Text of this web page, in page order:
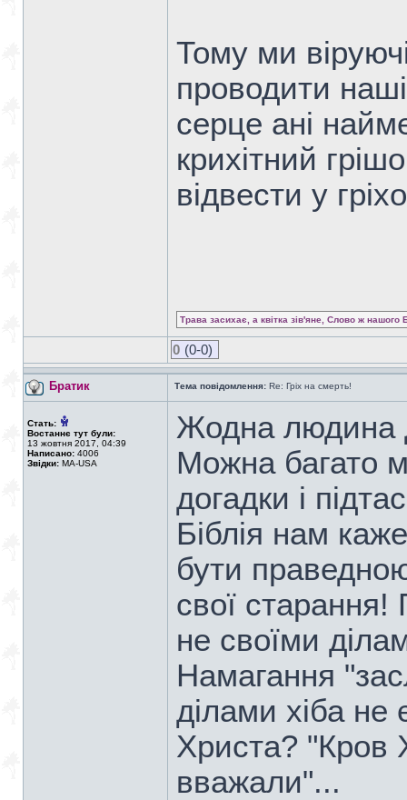
Тому ми
проводити
серце ані
крихітний
відвести у
Трава засихає, а квітка зів'яне, Слово ж нашого
0 (0-0)
Братик Тема повідомлення: Re: Гріх на смерть!
Стать:
Востаннє тут були:
13 жовтня 2017, 04:39
Написано: 4006
Звідки: MA-USA
Жодна людина
Можна багато
догадки і
Біблія нам
бути
свої
не своїми
Намагання
ділами хіба не
Христа? "Кров
вважали"...